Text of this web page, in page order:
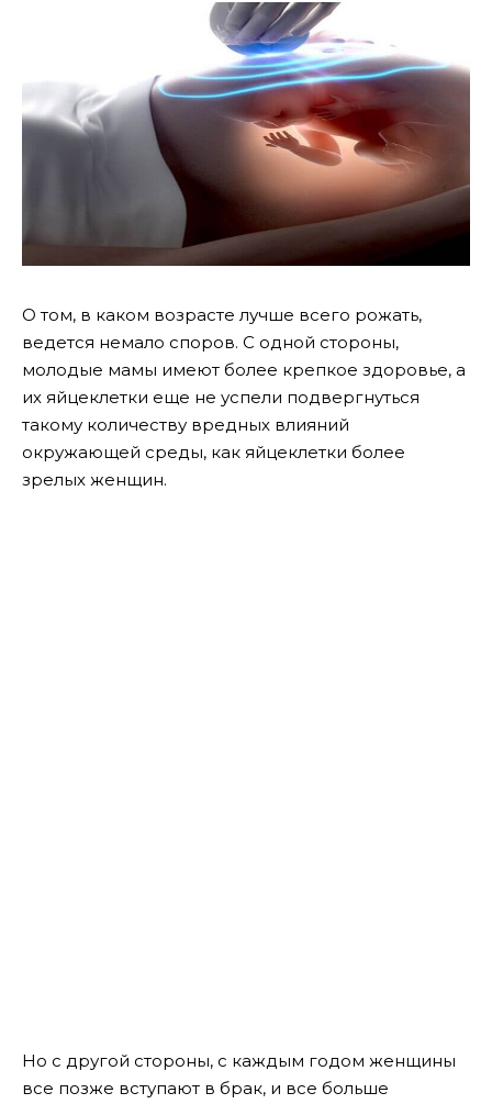
О том, в каком возрасте лучше всего рожать,
ведется немало споров. С одной стороны,
молодые мамы имеют более крепкое здоровье, а
их яйцеклетки еще не успели подвергнуться
такому количеству вредных влияний
окружающей среды, как яйцеклетки более
зрелых женщин.
Но с другой стороны, с каждым годом женщины
все позже вступают в брак, и все больше